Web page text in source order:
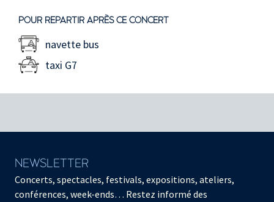
POUR REPARTIR APRÈS CE CONCERT
navette bus
taxi G7
NEWSLETTER
Concerts, spectacles, festivals, expositions, ateliers,
conférences, week-ends… Restez informé des